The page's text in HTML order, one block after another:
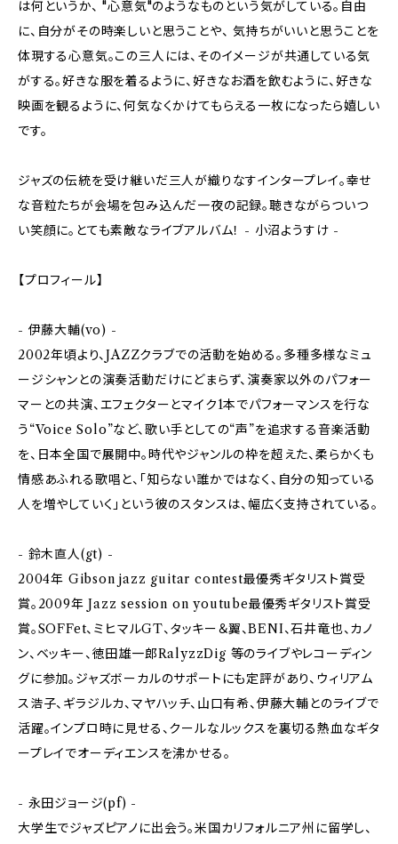
は何というか、 "心意気"のようなものという気がしている。自由
に、自分がその時楽しいと思うことや、 気持ちがいいと思うことを
体現する心意気。この三人には、そのイメージが共通している気
がする。好きな服を着るように、好きなお酒を飲むように、好きな
映画を観るように、何気なくかけてもらえる一枚になったら嬉しい
です。
ジャズの伝統を受け継いだ三人が織りなすインタープレイ。幸せ
な音粒たちが会場を包み込んだ一夜の記録。聴きながらついつ
い笑顔に。とても素敵なライブアルバム！ - 小沼ようすけ -
【プロフィール】
- 伊藤大輔(vo) -
2002年頃より、JAZZクラブでの活動を始める。多種多様なミュ
ージシャンとの演奏活動だけにどまらず、演奏家以外のパフォー
マーとの共演、エフェクターとマイク1本でパフォーマンスを行な
う“Voice Solo”など、歌い手としての“声”を追求する音楽活動
を、日本全国で展開中。時代やジャンルの枠を超えた、柔らかくも
情感あふれる歌唱と、「知らない誰かではなく、自分の知っている
人を増やしていく」という彼のスタンスは、幅広く支持されている。
- 鈴木直人(gt) -
2004年 Gibson jazz guitar contest最優秀ギタリスト賞受
賞。2009年 Jazz session on youtube最優秀ギタリスト賞受
賞。SOFFet、ミヒマルGT、タッキー＆翼、BENI、石井竜也、カノ
ン、ベッキー、徳田雄一郎RalyzzDig 等のライブやレコーディン
グに参加。ジャズボーカルのサポートにも定評があり、ウィリアム
ス浩子、ギラジルカ、マヤハッチ、山口有希、伊藤大輔とのライブで
活躍。インプロ時に見せる、クールなルックスを裏切る熱血なギタ
ープレイでオーディエンスを沸かせる。
- 永田ジョージ(pf) -
大学生でジャズピアノに出会う。米国カリフォルニア州に留学し、